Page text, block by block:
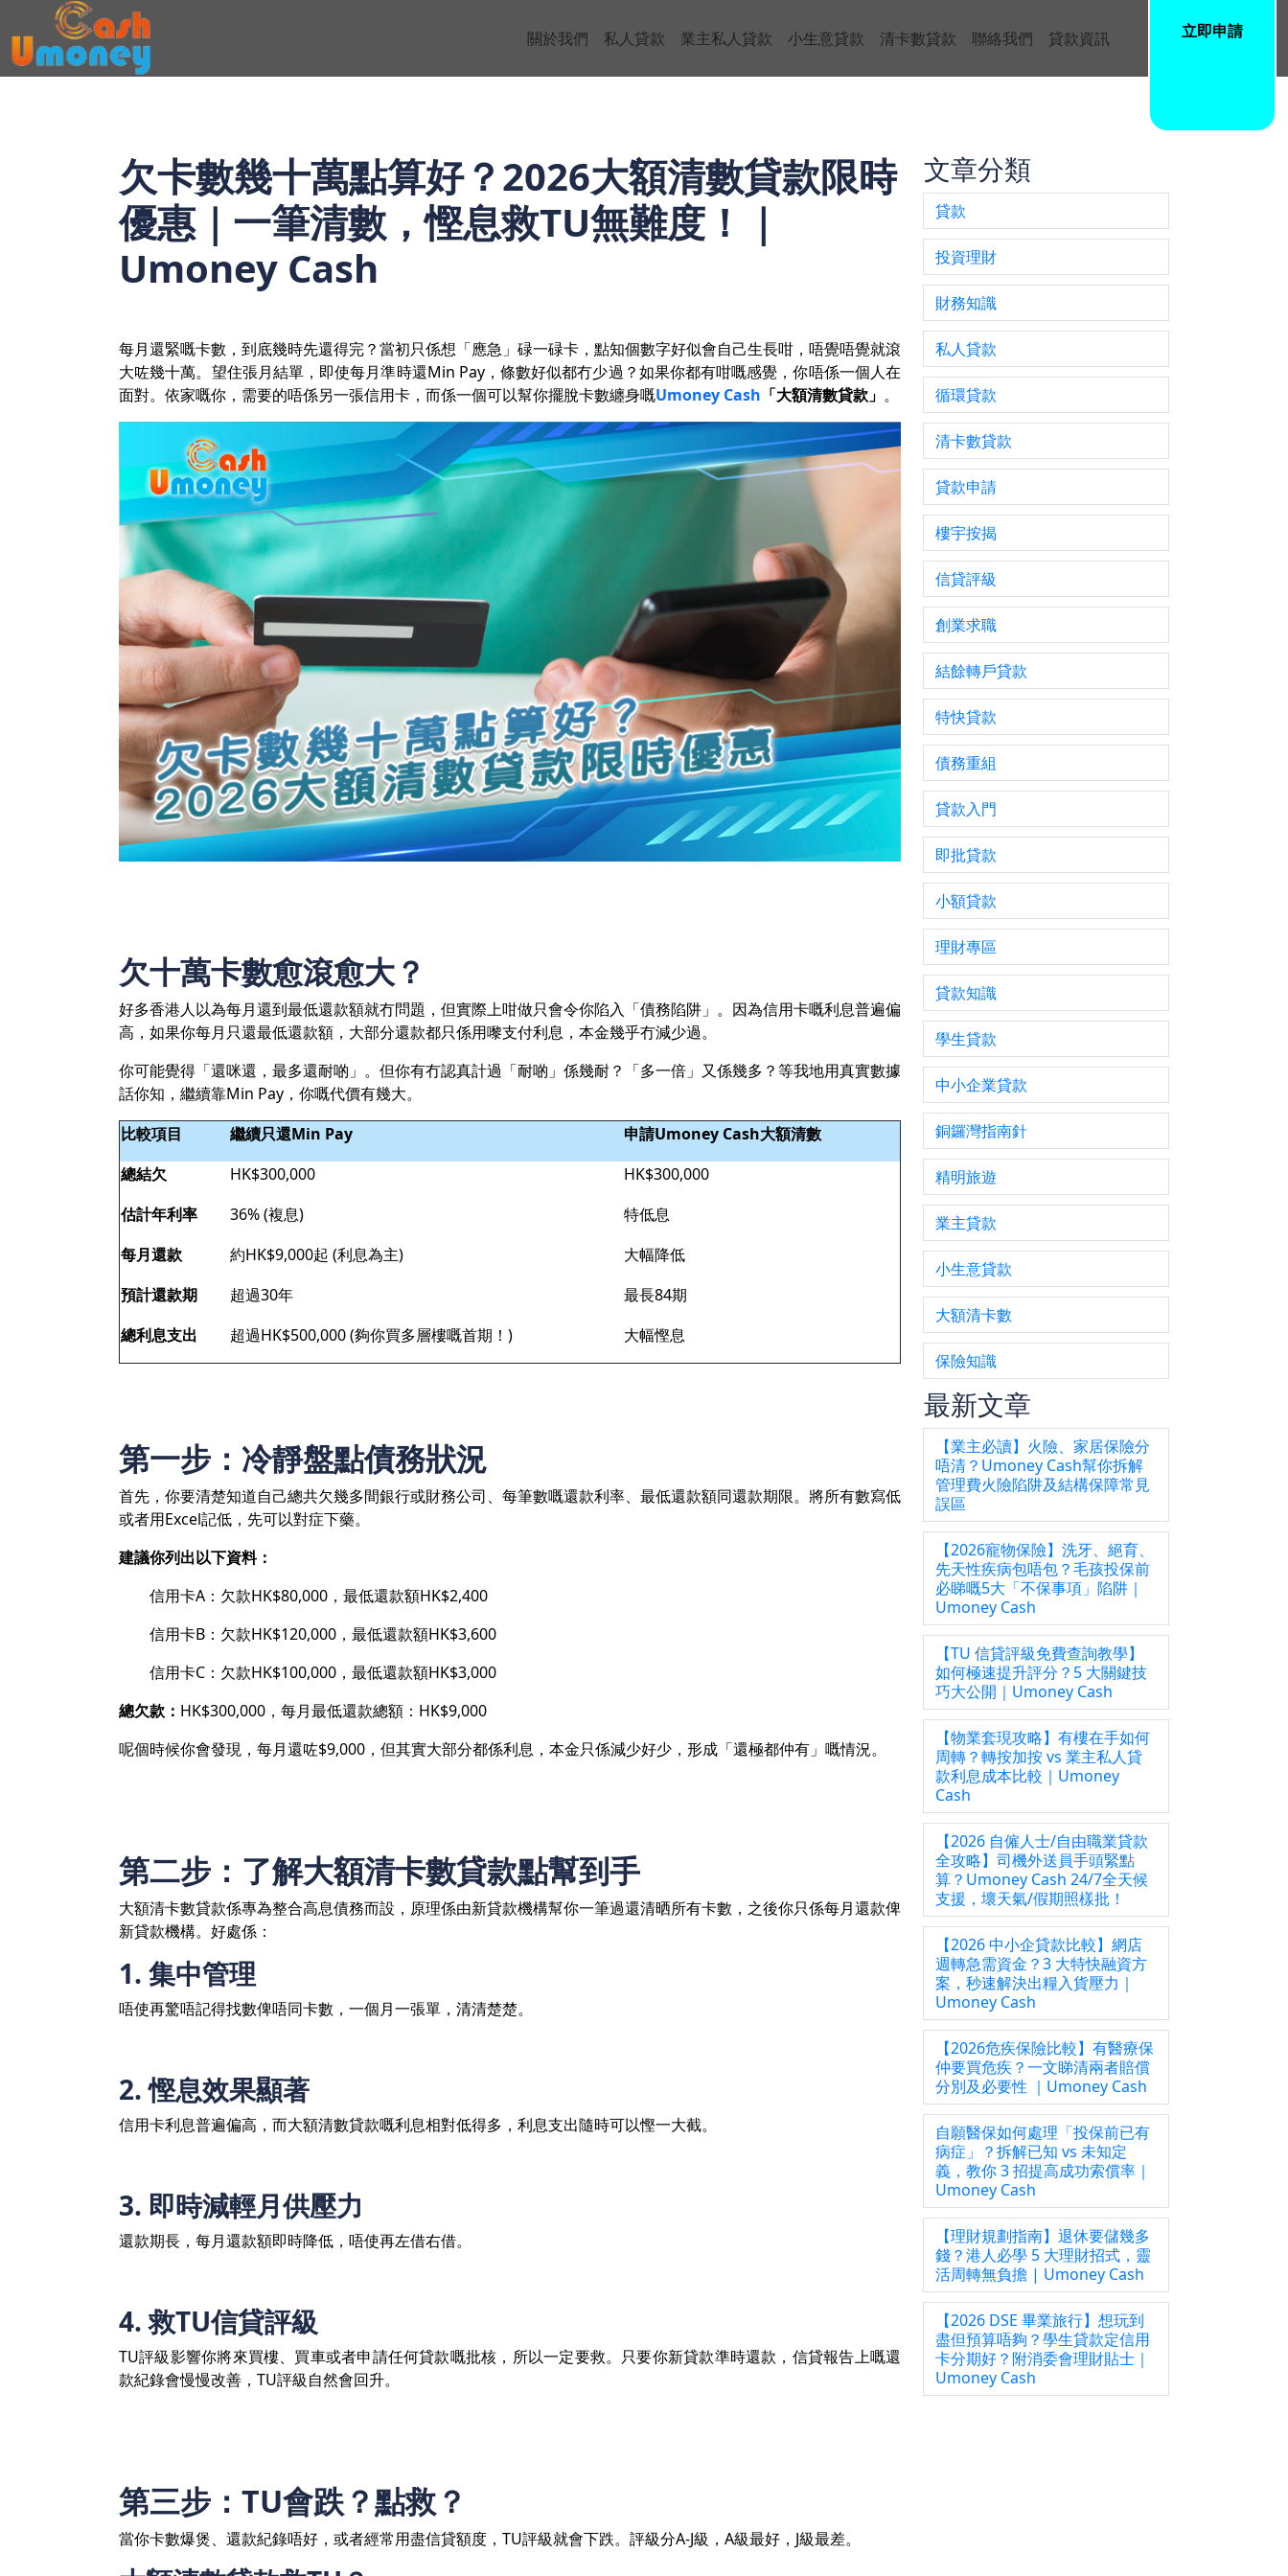
關於我們 私人貸款 業主私人貸款 小生意貸款 清卡數貸款 聯絡我們 貸款資訊 立即申請
欠卡數幾十萬點算好？2026大額清數貸款限時
優惠｜一筆清數，慳息救TU無難度！｜
Umoney Cash
每月還緊嘅卡數，到底幾時先還得完？當初只係想「應急」碌一碌卡，點知個數字好似會自己生長咁，唔覺唔覺就滾
大咗幾十萬。望住張月結單，即使每月準時還Min Pay，條數好似都冇少過？如果你都有咁嘅感覺，你唔係一個人在
面對。依家嘅你，需要的唔係另一張信用卡，而係一個可以幫你擺脫卡數纏身嘅Umoney Cash 「大額清數貸款」 。
欠十萬卡數愈滾愈大？
好多香港人以為每月還到最低還款額就冇問題，但實際上咁做只會令你陷入「債務陷阱」。因為信用卡嘅利息普遍偏
高，如果你每月只還最低還款額，大部分還款都只係用嚟支付利息，本金幾乎冇減少過。
你可能覺得「還咪還，最多還耐啲」。但你有冇認真計過「耐啲」係幾耐？「多一倍」又係幾多？等我地用真實數據
話你知，繼續靠Min Pay，你嘅代價有幾大。
比較項目
繼續只還Min Pay
申請Umoney Cash大額清數
總結欠
HK$300,000
HK$300,000
估計年利率
36% (複息)
特低息
每月還款
約HK$9,000起 (利息為主)
大幅降低
預計還款期
超過30年
最長84期
總利息支出
超過HK$500,000 (夠你買多層樓嘅首期！) 大幅慳息
第一步：冷靜盤點債務狀況
首先，你要清楚知道自己總共欠幾多間銀行或財務公司、每筆數嘅還款利率、最低還款額同還款期限。將所有數寫低
或者用Excel記低，先可以對症下藥。
建議你列出以下資料：
信用卡A：欠款HK$80,000，最低還款額HK$2,400
信用卡B：欠款HK$120,000，最低還款額HK$3,600
信用卡C：欠款HK$100,000，最低還款額HK$3,000
總欠款： HK$300,000，每月最低還款總額：HK$9,000
呢個時候你會發現，每月還咗$9,000，但其實大部分都係利息，本金只係減少好少，形成「還極都仲有」嘅情況。
第二步：了解大額清卡數貸款點幫到手
大額清卡數貸款係專為整合高息債務而設，原理係由新貸款機構幫你一筆過還清晒所有卡數，之後你只係每月還款俾
新貸款機構。好處係：
1. 集中管理
唔使再驚唔記得找數俾唔同卡數，一個月一張單，清清楚楚。
2. 慳息效果顯著
信用卡利息普遍偏高，而大額清數貸款嘅利息相對低得多，利息支出隨時可以慳一大截。
3. 即時減輕月供壓力
還款期長，每月還款額即時降低，唔使再左借右借。
4. 救TU信貸評級
TU評級影響你將來買樓、買車或者申請任何貸款嘅批核，所以一定要救。只要你新貸款準時還款，信貸報告上嘅還
款紀錄會慢慢改善，TU評級自然會回升。
第三步：TU會跌？點救？
當你卡數爆煲、還款紀錄唔好，或者經常用盡信貸額度，TU評級就會下跌。評級分A-J級，A級最好，J級最差。
文章分類
貸款
投資理財
財務知識
私人貸款
循環貸款
清卡數貸款
貸款申請
樓宇按揭
信貸評級
創業求職
結餘轉戶貸款
特快貸款
債務重組
貸款入門
即批貸款
小額貸款
理財專區
貸款知識
學生貸款
中小企業貸款
銅鑼灣指南針
精明旅遊
業主貸款
小生意貸款
大額清卡數
保險知識
最新文章
【業主必讀】火險、家居保險分
唔清？Umoney Cash幫你拆解
管理費火險陷阱及結構保障常見
誤區
【2026寵物保險】洗牙、絕育、
先天性疾病包唔包？毛孩投保前
必睇嘅5大「不保事項」陷阱｜
Umoney Cash
【TU 信貸評級免費查詢教學】
如何極速提升評分？5 大關鍵技
巧大公開｜Umoney Cash
【物業套現攻略】有樓在手如何
周轉？轉按加按 vs 業主私人貸
款利息成本比較｜Umoney
Cash
【2026 自僱人士/自由職業貸款
全攻略】司機外送員手頭緊點
算？Umoney Cash 24/7全天候
支援，壞天氣/假期照樣批！
【2026 中小企貸款比較】網店
週轉急需資金？3 大特快融資方
案，秒速解決出糧入貨壓力｜
Umoney Cash
【2026危疾保險比較】有醫療保
仲要買危疾？一文睇清兩者賠償
分別及必要性 ｜Umoney Cash
自願醫保如何處理「投保前已有
病症」？拆解已知 vs 未知定
義，教你 3 招提高成功索償率｜
Umoney Cash
【理財規劃指南】退休要儲幾多
錢？港人必學 5 大理財招式，靈
活周轉無負擔 | Umoney Cash
【2026 DSE 畢業旅行】想玩到
盡但預算唔夠？學生貸款定信用
卡分期好？附消委會理財貼士｜
Umoney Cash